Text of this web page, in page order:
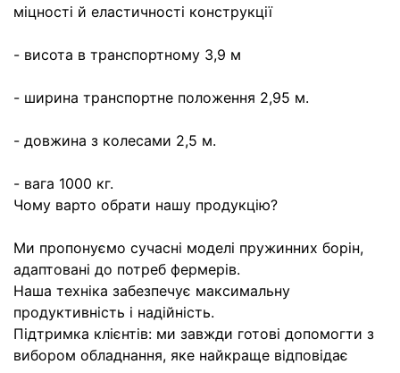
міцності й еластичності конструкції
- висота в транспортному 3,9 м
- ширина транспортне положення 2,95 м.
- довжина з колесами 2,5 м.
- вага 1000 кг.
Чому варто обрати нашу продукцію?
Ми пропонуємо сучасні моделі пружинних борін,
адаптовані до потреб фермерів.
Наша техніка забезпечує максимальну
продуктивність і надійність.
Підтримка клієнтів: ми завжди готові допомогти з
вибором обладнання, яке найкраще відповідає